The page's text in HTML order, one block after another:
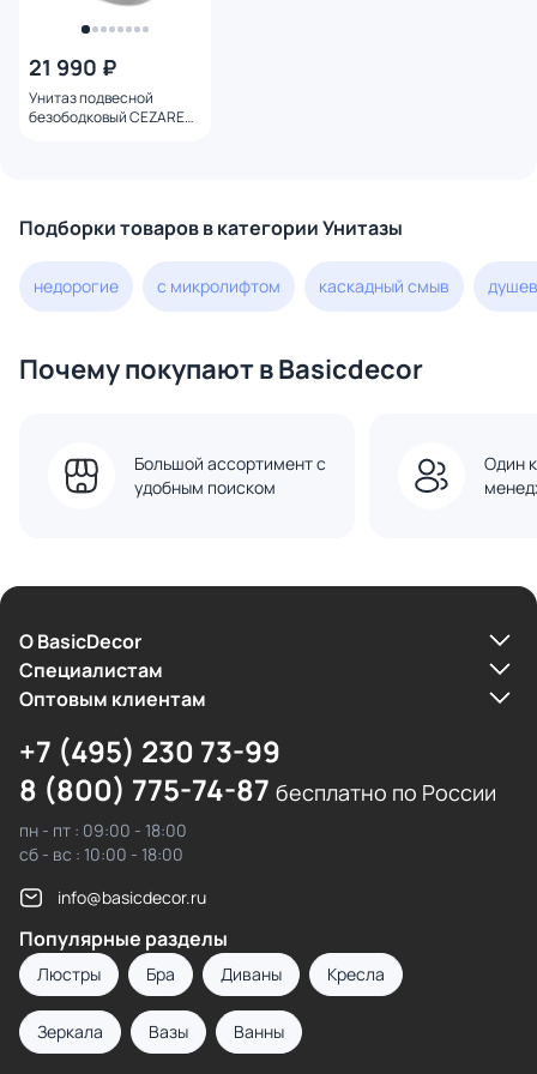
21 990 ₽
Унитаз подвесной
безободковый CEZARES
Подборки товаров в категории Унитазы
недорогие с микролифтом каскадный смыв
Почему покупают в Basicdecor
Большой ассортимент с
удобным поиском
Один
О BasicDecor
Cпециалистам
Оптовым клиентам
+7 (495) 230 73-99
8 (800) 775-74-87 бесплатно по России
пн - пт : 09:00 - 18:00
сб - вс : 10:00 - 18:00
info@basicdecor.ru
Популярные разделы
Люстры Бра Диваны Кресла
Зеркала Вазы Ванны